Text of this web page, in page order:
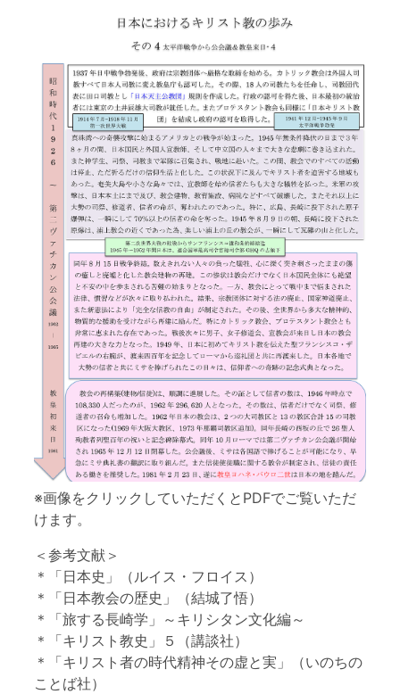
※画像をクリックしていただくとPDFでご覧いただ
けます。
＜参考文献＞
＊「日本史」（ルイス・フロイス）
＊「日本教会の歴史」（結城了悟）
＊「旅する長崎学」～キリシタン文化編～
＊「キリスト教史」５（講談社）
＊「キリスト者の時代精神その虚と実」（いのちの
ことば社）